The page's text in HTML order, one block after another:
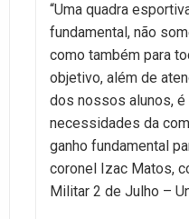
“Uma quadra
fundamental, não
como também para
objetivo, além de
dos nossos alunos,
necessidades da
ganho fundamental
coronel Izac Matos,
Militar 2 de Julho –